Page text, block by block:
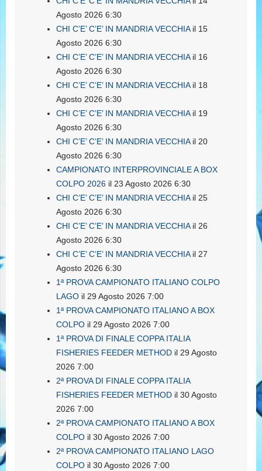
Agosto 2026 6:30
CHI C’E’ C’E’ IN MANDRIA VECCHIAil 15
Agosto 2026 6:30
CHI C’E’ C’E’ IN MANDRIA VECCHIAil 16
Agosto 2026 6:30
CHI C’E’ C’E’ IN MANDRIA VECCHIAil 18
Agosto 2026 6:30
CHI C’E’ C’E’ IN MANDRIA VECCHIAil 19
Agosto 2026 6:30
CHI C’E’ C’E’ IN MANDRIA VECCHIAil 20
Agosto 2026 6:30
CAMPIONATO INTERPROVINCIALE A BOX
COLPO 2026 il 23 Agosto 2026 6:30
CHI C’E’ C’E’ IN MANDRIA VECCHIAil 25
Agosto 2026 6:30
CHI C’E’ C’E’ IN MANDRIA VECCHIAil 26
Agosto 2026 6:30
CHI C’E’ C’E’ IN MANDRIA VECCHIAil 27
Agosto 2026 6:30
1ª PROVA CAMPIONATO ITALIANO COLPO
LAGO il 29 Agosto 2026 7:00
1ª PROVA CAMPIONATO ITALIANO A BOX
COLPO il 29 Agosto 2026 7:00
1ª PROVA DI FINALE COPPA ITALIA
FISHERIES FEEDER METHOD il 29 Agosto
2026 7:00
2ª PROVA DI FINALE COPPA ITALIA
FISHERIES FEEDER METHOD il 30 Agosto
2026 7:00
2ª PROVA CAMPIONATO ITALIANO A BOX
COLPO il 30 Agosto 2026 7:00
2ª PROVA CAMPIONATO ITALIANO LAGO
COLPO il 30 Agosto 2026 7:00